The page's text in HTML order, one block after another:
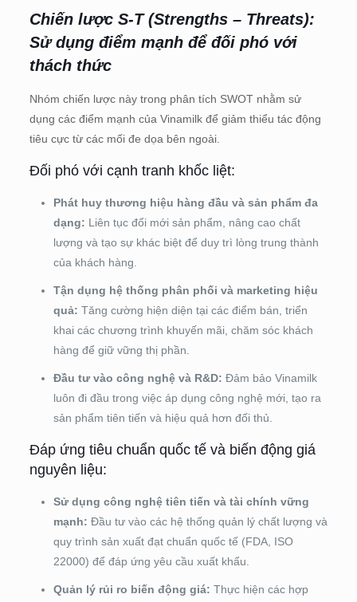
Chiến lược S-T (Strengths – Threats):
Sử dụng điểm mạnh để đối phó với
thách thức
Nhóm chiến lược này trong phân tích SWOT nhằm sử
dụng các điểm mạnh của Vinamilk để giảm thiểu tác động
tiêu cực từ các mối đe dọa bên ngoài.
Đối phó với cạnh tranh khốc liệt:
Phát huy thương hiệu hàng đầu và sản phẩm đa
dạng: Liên tục đổi mới sản phẩm, nâng cao chất
lượng và tạo sự khác biệt để duy trì lòng trung thành
của khách hàng.
Tận dụng hệ thống phân phối và marketing hiệu
quả: Tăng cường hiện diện tại các điểm bán, triển
khai các chương trình khuyến mãi, chăm sóc khách
hàng để giữ vững thị phần.
Đầu tư vào công nghệ và R&D: Đảm bảo Vinamilk
luôn đi đầu trong việc áp dụng công nghệ mới, tạo ra
sản phẩm tiên tiến và hiệu quả hơn đối thủ.
Đáp ứng tiêu chuẩn quốc tế và biến động giá
nguyên liệu:
Sử dụng công nghệ tiên tiến và tài chính vững
mạnh: Đầu tư vào các hệ thống quản lý chất lượng và
quy trình sản xuất đạt chuẩn quốc tế (FDA, ISO
22000) để đáp ứng yêu cầu xuất khẩu.
Quản lý rủi ro biến động giá: Thực hiện các hợp